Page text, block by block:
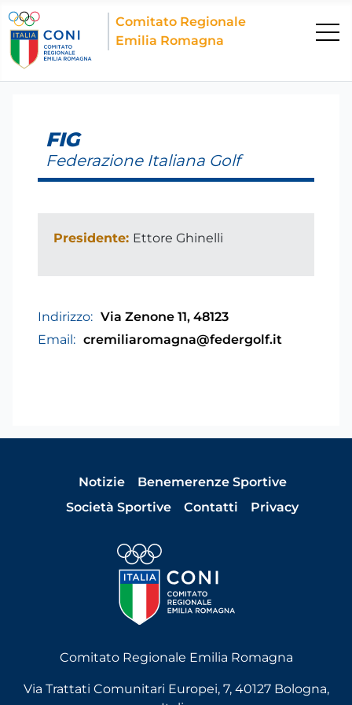
Comitato Regionale
Emilia Romagna
FIG
Federazione Italiana Golf
Presidente: Ettore Ghinelli
Indirizzo: Via Zenone 11, 48123
Email: cremiliaromagna@federgolf.it
Notizie
Benemerenze Sportive
Società Sportive
Contatti Privacy
Comitato Regionale Emilia Romagna
Via Trattati Comunitari Europei, 7, 40127 Bologna,